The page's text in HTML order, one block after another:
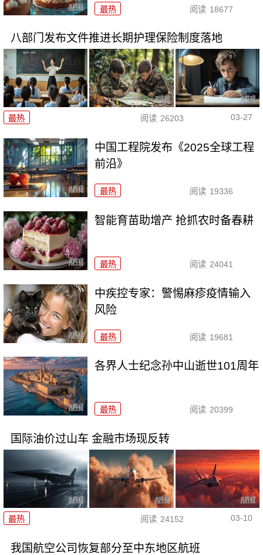
最热 阅读 18677
八部门发布文件推进长期护理保险制度落地
最热 阅读 26203 03-27
中国工程院发布《2025全球工程
前沿》
最热 阅读 19336
智能育苗助增产 抢抓农时备春耕
最热 阅读 24041
中疾控专家：警惕麻疹疫情输入
风险
最热 阅读 19681
各界人士纪念孙中山逝世101周年
最热 阅读 20399
国际油价过山车 金融市场现反转
最热 阅读 24152 03-10
我国航空公司恢复部分至中东地区航班